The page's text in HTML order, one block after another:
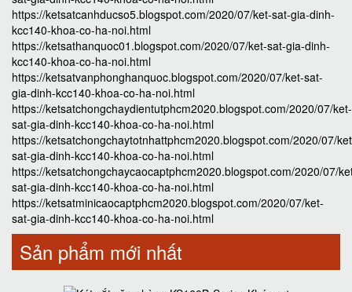
https://ketsatcanhducso5.blogspot.com/2020/07/ket-sat-gia-dinh-
kcc140-khoa-co-ha-noi.html
https://ketsathanquoc01.blogspot.com/2020/07/ket-sat-gia-dinh-
kcc140-khoa-co-ha-noi.html
https://ketsatvanphonghanquoc.blogspot.com/2020/07/ket-sat-
gia-dinh-kcc140-khoa-co-ha-noi.html
https://ketsatchongchaydientutphcm2020.blogspot.com/2020/07/ket-
sat-gia-dinh-kcc140-khoa-co-ha-noi.html
https://ketsatchongchaytotnhattphcm2020.blogspot.com/2020/07/
sat-gia-dinh-kcc140-khoa-co-ha-noi.html
https://ketsatchongchaycaocaptphcm2020.blogspot.com/2020/07/
sat-gia-dinh-kcc140-khoa-co-ha-noi.html
https://ketsatminicaocaptphcm2020.blogspot.com/2020/07/ket-
sat-gia-dinh-kcc140-khoa-co-ha-noi.html
Sản phẩm mới nhất